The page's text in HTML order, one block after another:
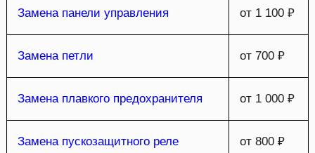
Замена панели управления от 1 100 ₽
Замена петли от 700 ₽
Замена плавкого предохранителя от 1 000 ₽
Замена пускозащитного реле от 800 ₽